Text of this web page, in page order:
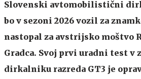
Slovenski avtomobilistični
bo v sezoni 2026 vozil za
nastopal za avstrijsko moštvo
Gradca. Svoj prvi uradni test v
dirkalniku razreda GT3 je